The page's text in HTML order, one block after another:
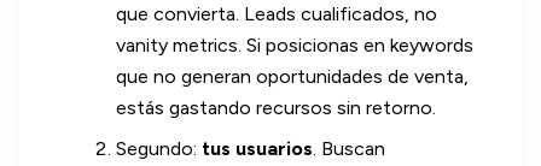
que convierta. Leads cualificados, no
vanity metrics. Si posicionas en keywords
que no generan oportunidades de venta,
estás gastando recursos sin retorno.
Segundo: tus usuarios. Buscan